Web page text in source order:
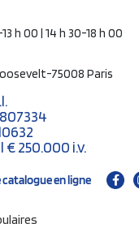
h 00 | 14 h 30-18 h 00
75008 Paris
250.000 i.v.
en ligne